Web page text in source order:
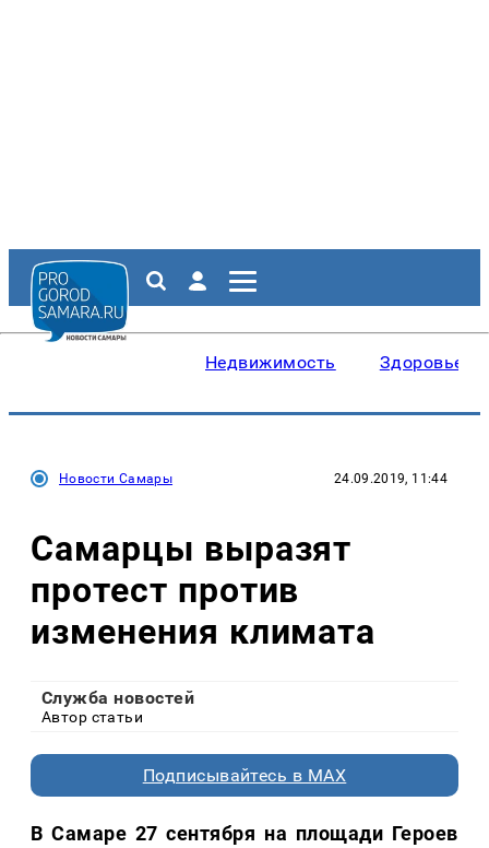
Недвижимость Здоровье
Новости Самары 24.09.2019, 11:44
Самарцы выразят
протест против
изменения климата
Служба новостей
Автор статьи
Подписывайтесь в MAX
В Самаре 27 сентября на площади Героев